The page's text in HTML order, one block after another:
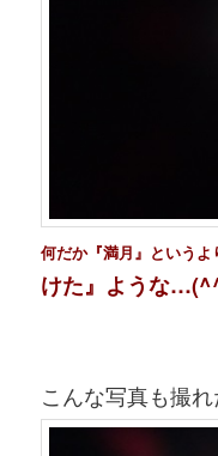
何だか『満月』というよ
けた』ような…(^^
こんな写真も撮れ